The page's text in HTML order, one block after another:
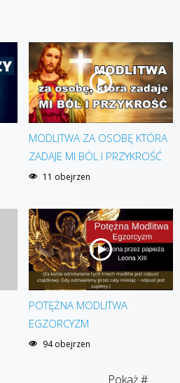
MODLITWA ZA OSOBĘ KTÓRA
ZADAJE MI BÓL I PRZYKROŚĆ
11 obejrzen
POTĘŻNA MODLITWA
EGZORCYZM
94 obejrzen
Pokaż #